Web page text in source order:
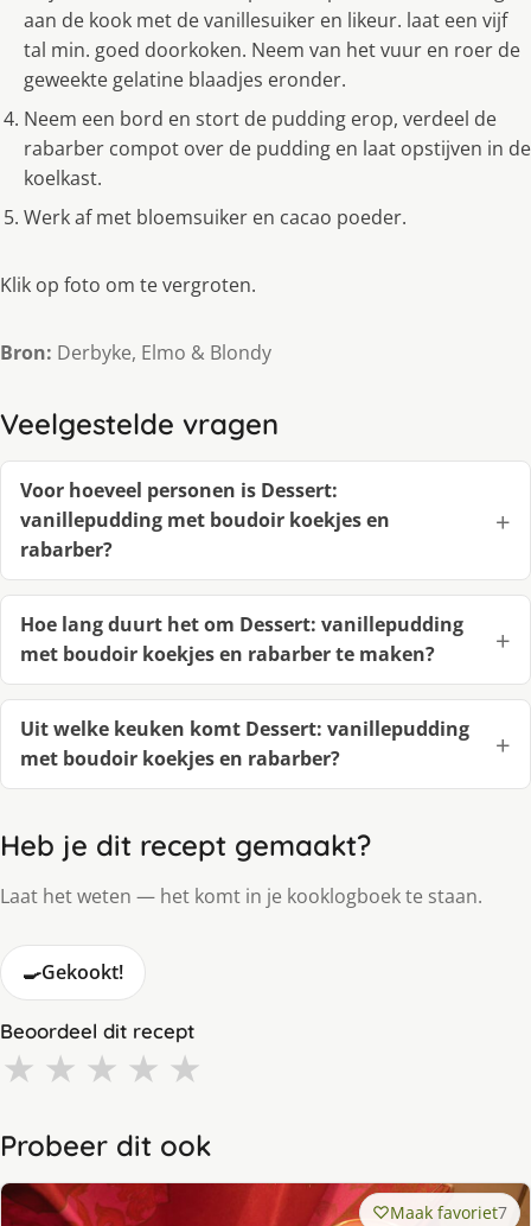
aan de kook met de vanillesuiker en likeur. laat een vijf
tal min. goed doorkoken. Neem van het vuur en roer de
geweekte gelatine blaadjes eronder.
Neem een bord en stort de pudding erop, verdeel de
rabarber compot over de pudding en laat opstijven in de
koelkast.
Werk af met bloemsuiker en cacao poeder.
Klik op foto om te vergroten.
Bron: Derbyke, Elmo & Blondy
Veelgestelde vragen
Voor hoeveel personen is Dessert:
vanillepudding met boudoir koekjes en
rabarber?
Hoe lang duurt het om Dessert: vanillepudding
met boudoir koekjes en rabarber te maken?
Uit welke keuken komt Dessert: vanillepudding
met boudoir koekjes en rabarber?
Heb je dit recept gemaakt?
Laat het weten — het komt in je kooklogboek te staan.
🍳Gekookt!
Beoordeel dit recept
★ ★ ★ ★ ★
Probeer dit ook
Maak favoriet7